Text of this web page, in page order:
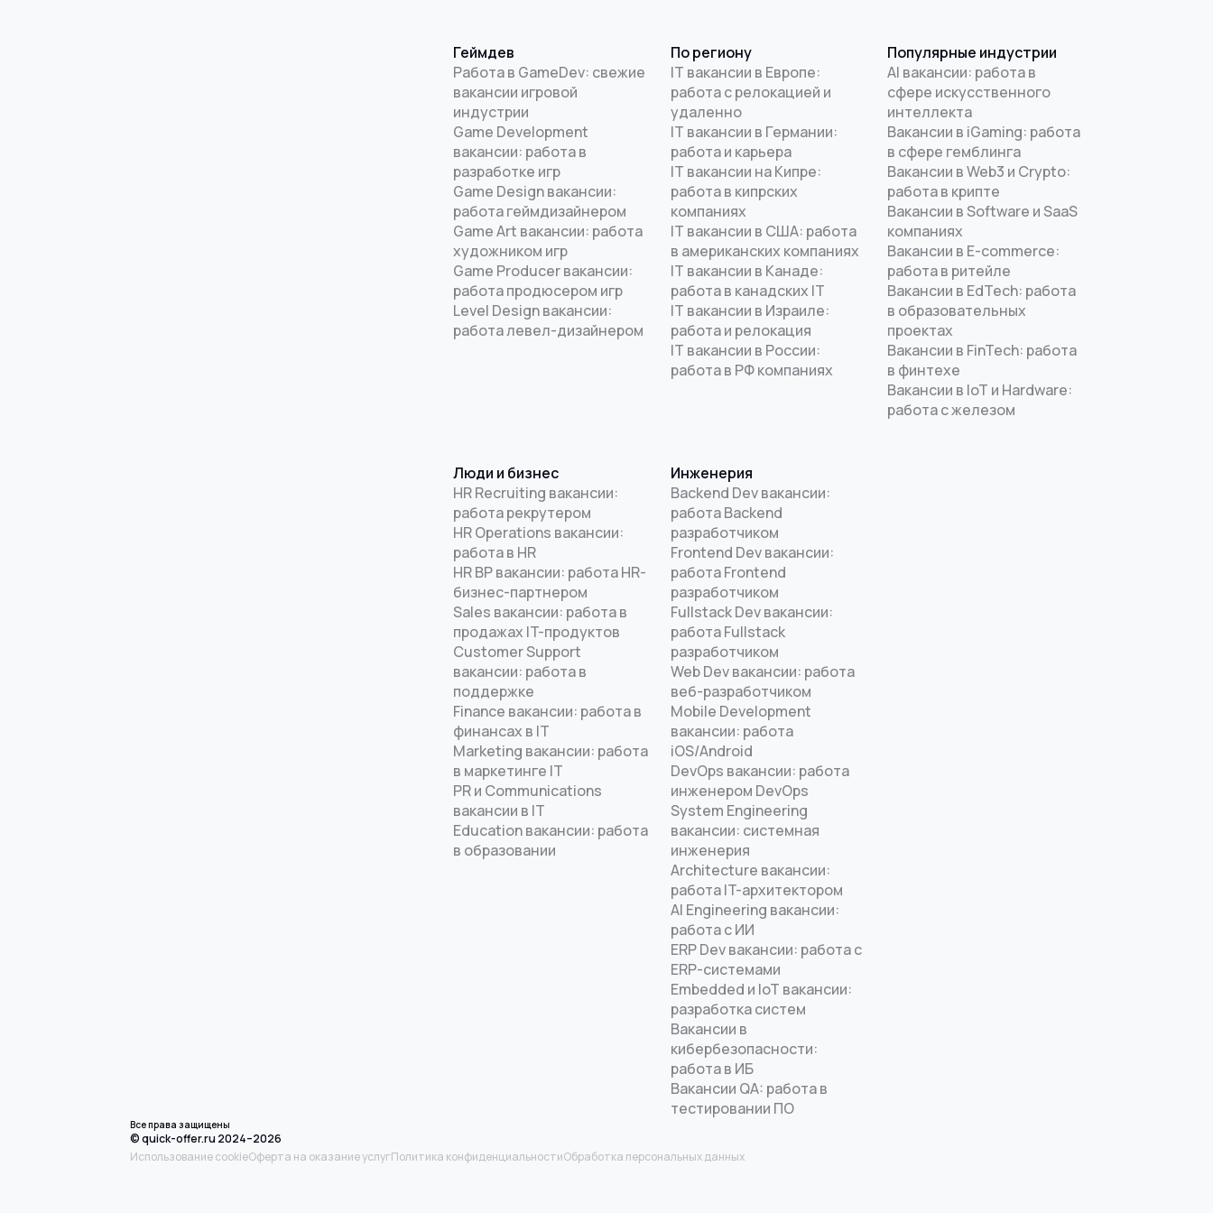
Геймдев
Работа в GameDev: свежие
вакансии игровой
индустрии
Game Development
вакансии: работа в
разработке игр
Game Design вакансии:
работа геймдизайнером
Game Art вакансии: работа
художником игр
Game Producer вакансии:
работа продюсером игр
Level Design вакансии:
работа левел-дизайнером
По региону
IT вакансии в Европе:
работа с релокацией и
удаленно
IT вакансии в Германии:
работа и карьера
IT вакансии на Кипре:
работа в кипрских
компаниях
IT вакансии в США: работа
в американских компаниях
IT вакансии в Канаде:
работа в канадских IT
IT вакансии в Израиле:
работа и релокация
IT вакансии в России:
работа в РФ компаниях
Популярные индустрии
AI вакансии: работа в
сфере искусственного
интеллекта
Вакансии в iGaming: работа
в сфере гемблинга
Вакансии в Web3 и Crypto:
работа в крипте
Вакансии в Software и SaaS
компаниях
Вакансии в E-commerce:
работа в ритейле
Вакансии в EdTech: работа
в образовательных
проектах
Вакансии в FinTech: работа
в финтехе
Вакансии в IoT и Hardware:
работа с железом
Люди и бизнес
HR Recruiting вакансии:
работа рекрутером
HR Operations вакансии:
работа в HR
HR BP вакансии: работа HR-
бизнес-партнером
Sales вакансии: работа в
продажах IT-продуктов
Customer Support
вакансии: работа в
поддержке
Finance вакансии: работа в
финансах в IT
Marketing вакансии: работа
в маркетинге IT
PR и Communications
вакансии в IT
Education вакансии: работа
в образовании
Инженерия
Backend Dev вакансии:
работа Backend
разработчиком
Frontend Dev вакансии:
работа Frontend
разработчиком
Fullstack Dev вакансии:
работа Fullstack
разработчиком
Web Dev вакансии: работа
веб-разработчиком
Mobile Development
вакансии: работа
iOS/Android
DevOps вакансии: работа
инженером DevOps
System Engineering
вакансии: системная
инженерия
Architecture вакансии:
работа IT-архитектором
AI Engineering вакансии:
работа с ИИ
ERP Dev вакансии: работа с
ERP-системами
Embedded и IoT вакансии:
разработка систем
Вакансии в
кибербезопасности:
работа в ИБ
Вакансии QA: работа в
тестировании ПО
Все права защищены
© quick-offer.ru 2024–2026
Использование cookieОферта на оказание услугПолитика конфиденциальностиОбработка персональных данных